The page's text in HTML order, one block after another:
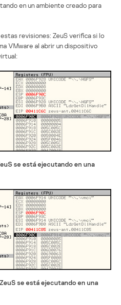
en un ambiente creado para
revisiones: ZeuS verifica si lo
VMware al abrir un dispositivo
se está ejecutando en una
se está ejecutando en una